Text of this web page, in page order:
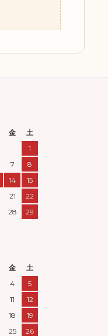
金
土
1
7
8
14
15
21
22
28
29
金
土
4
5
11
12
18
19
25
26